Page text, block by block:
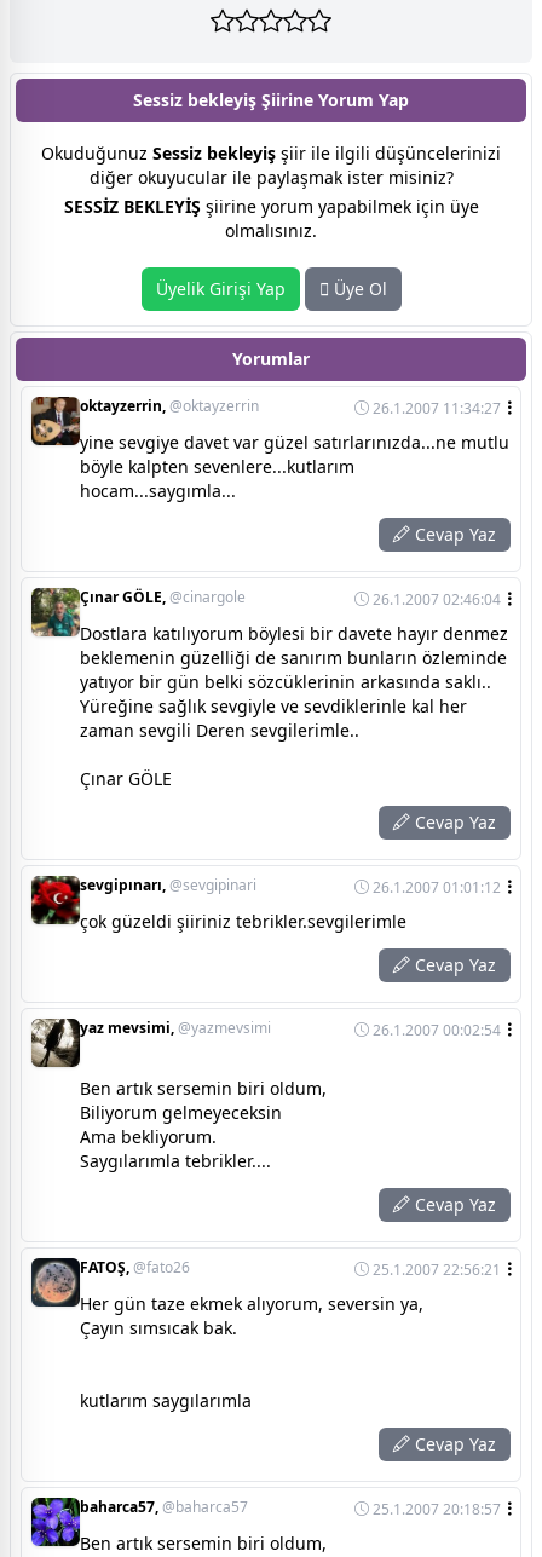
Sessiz bekleyiş Şiirine Yorum Yap
Okuduğunuz Sessiz bekleyiş şiir ile ilgili düşüncelerinizi
diğer okuyucular ile paylaşmak ister misiniz?
SESSİZ BEKLEYİŞ şiirine yorum yapabilmek için üye
olmalısınız.
Üyelik Girişi Yap Üye Ol
Yorumlar
oktayzerrin,@oktayzerrin 26.1.2007 11:34:27
yine sevgiye davet var güzel satırlarınızda...ne mutlu
böyle kalpten sevenlere...kutlarım
hocam...saygımla...
Cevap Yaz
Çınar GÖLE,@cinargole 26.1.2007 02:46:04
Dostlara katılıyorum böylesi bir davete hayır denmez
beklemenin güzelliği de sanırım bunların özleminde
yatıyor bir gün belki sözcüklerinin arkasında saklı..
Yüreğine sağlık sevgiyle ve sevdiklerinle kal her
zaman sevgili Deren sevgilerimle..
Çınar GÖLE
Cevap Yaz
sevgipınarı,@sevgipinari 26.1.2007 01:01:12
çok güzeldi şiiriniz tebrikler.sevgilerimle
Cevap Yaz
yaz mevsimi,@yazmevsimi 26.1.2007 00:02:54
Ben artık sersemin biri oldum,
Biliyorum gelmeyeceksin
Ama bekliyorum.
Saygılarımla tebrikler....
Cevap Yaz
FATOŞ,@fato26 25.1.2007 22:56:21
Her gün taze ekmek alıyorum, seversin ya,
Çayın sımsıcak bak.
kutlarım saygılarımla
Cevap Yaz
baharca57,@baharca57 25.1.2007 20:18:57
Ben artık sersemin biri oldum,